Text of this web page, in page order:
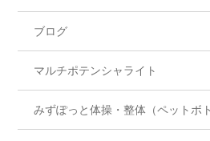
ブログ
マルチポテンシャライト
みずぽっと体操・整体（ペットボ